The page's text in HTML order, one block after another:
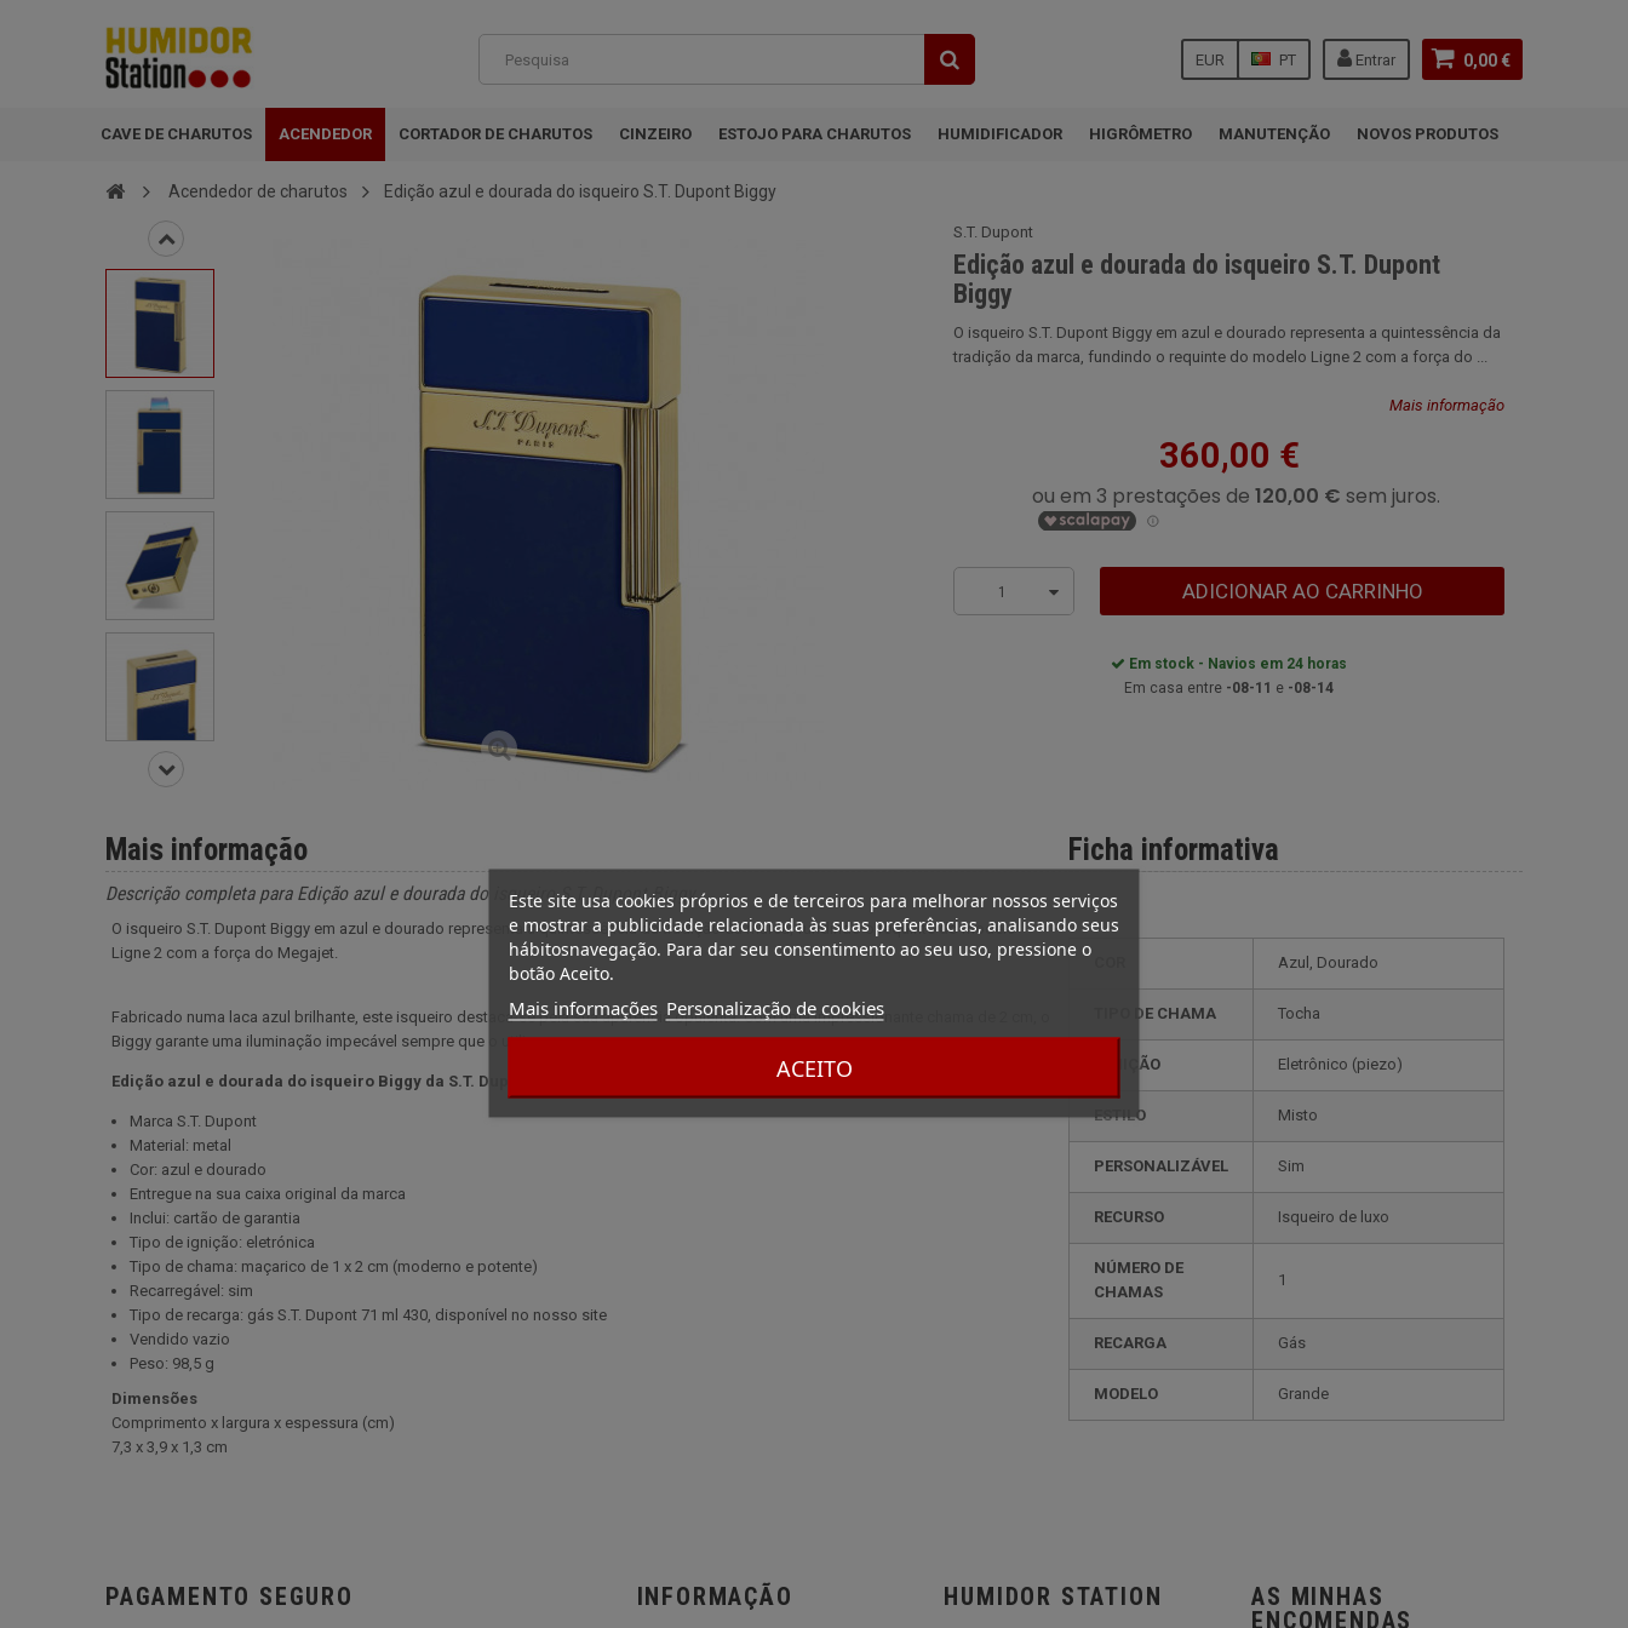
0,00 €
Entrar
PT
EUR
CAVE DE CHARUTOS ACENDEDOR CORTADOR DE CHARUTOS CINZEIRO ESTOJO PARA CHARUTOS HUMIDIFICADOR HIGRÔMETRO MANUTENÇÃO NOVOS PRODUTOS
Este site usa cookies próprios e de terceiros para melhorar nossos serviços
e mostrar a publicidade relacionada às suas preferências, analisando seus
hábitosnavegação. Para dar seu consentimento ao seu uso, pressione o
botão Aceito.
Mais informações Personalização de cookies
ACEITO
Acendedor de charutos Edição azul e dourada do isqueiro S.T. Dupont Biggy
S.T. Dupont
Edição azul e dourada do isqueiro S.T. Dupont
Biggy
O isqueiro S.T. Dupont Biggy em azul e dourado representa a quintessência da
tradição da marca, fundindo o requinte do modelo Ligne 2 com a força do ...
Mais informação
360,00 €
1 ADICIONAR AO CARRINHO
Em stock - Navios em 24 horas
Em casa entre -08-11 e -08-14
Ficha informativa
Azul, Dourado
TIPO DE CHAMA Tocha
IGNIÇÃO eletrônico (piezo)
ESTILO misto
PERSONALIZÁVEL sim
RECURSO isqueiro de luxo
NÚMERO DE
CHAMAS
1
RECARGA gás
MODELO grande
Mais informação
Descrição completa para Edição azul e dourada do isqueiro S.T. Dupont Biggy
O isqueiro S.T. Dupont Biggy em azul e dourado representa a quintessência da tradição da marca, fundindo o requinte do modelo
Ligne 2 com a força do Megajet.
Fabricado numa laca azul brilhante, este isqueiro destaca-se pela sua aparência opulenta. Com uma impressionante chama de 2 cm, o
Biggy garante uma iluminação impecável sempre que o utiliza.
Edição azul e dourada do isqueiro Biggy da S.T. Dupont
Marca S.T. Dupont
Material: metal
Cor: azul e dourado
Entregue na sua caixa original da marca
Inclui: cartão de garantia
Tipo de ignição: eletrónica
Tipo de chama: maçarico de 1 x 2 cm (moderno e potente)
Recarregável: sim
Tipo de recarga: gás S.T. Dupont 71 ml 430, disponível no nosso site
Vendido vazio
Peso: 98,5 g
Dimensões
Comprimento x largura x espessura (cm)
7,3 x 3,9 x 1,3 cm
PAGAMENTO SEGURO INFORMAÇÃO HUMIDOR STATION
AS MINHAS
ENCOMENDAS